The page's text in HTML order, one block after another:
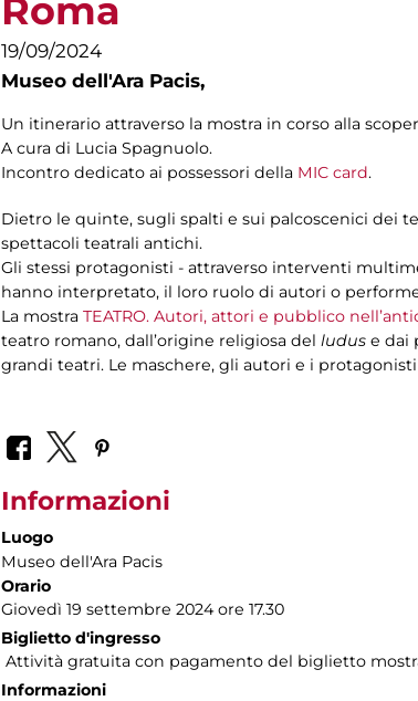
Roma
19/09/2024
Museo dell'Ara Pacis,
Un itinerario attraverso la mostra in corso alla
A cura di Lucia Spagnuolo.
Incontro dedicato ai possessori della MIC card.
Dietro le quinte, sugli spalti e sui palcoscenici dei
spettacoli teatrali antichi.
Gli stessi protagonisti - attraverso interventi
hanno interpretato, il loro ruolo di autori o
La mostra TEATRO. Autori, attori e pubblico
teatro romano, dall’origine religiosa del ludus e dai
grandi teatri. Le maschere, gli autori e i
Informazioni
Luogo
Museo dell'Ara Pacis
Orario
Giovedì 19 settembre 2024 ore 17.30
Biglietto d'ingresso
Attività gratuita con pagamento del biglietto
Informazioni